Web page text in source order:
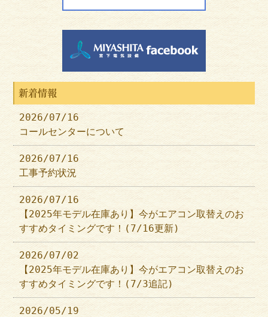
新着情報
2026/07/16
コールセンターについて
2026/07/16
工事予約状況
2026/07/16
【2025年モデル在庫あり】今がエアコン取替えのお
すすめタイミングです！(7/16更新)
2026/07/02
【2025年モデル在庫あり】今がエアコン取替えのお
すすめタイミングです！(7/3追記)
2026/05/19